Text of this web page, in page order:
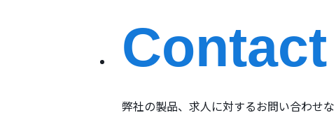
Contact
弊社の製品、求人に対するお問い合わせな